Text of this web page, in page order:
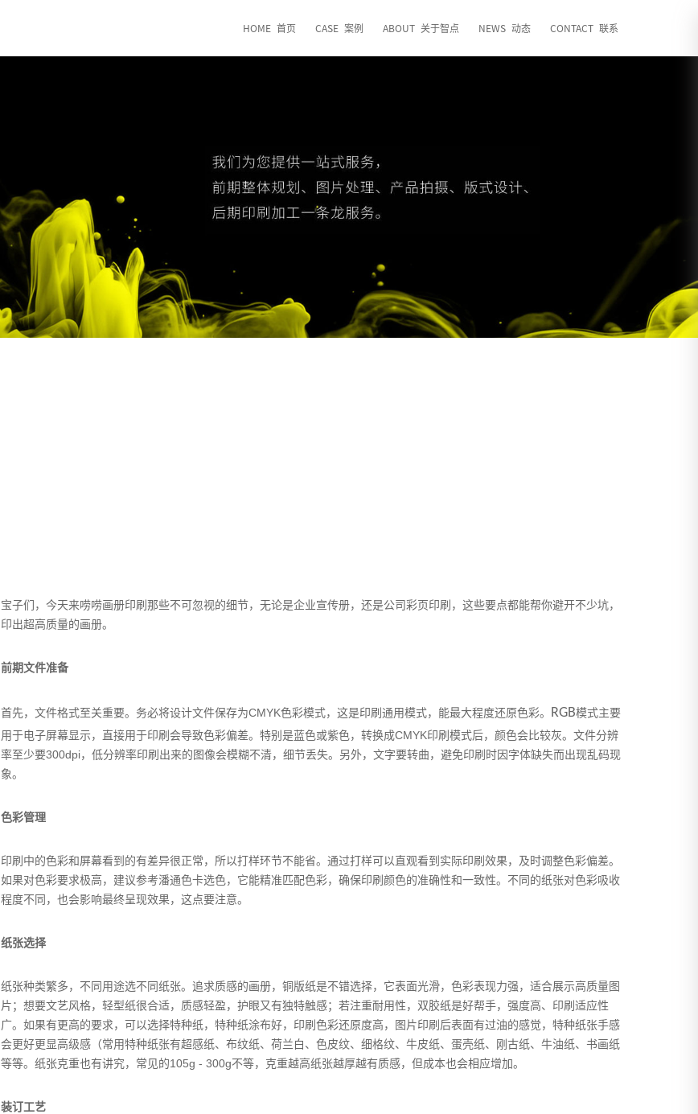
HOME 首页 CASE 案例 ABOUT 关于智点 NEWS 动态 CONTACT 联系
宝子们，今天来唠唠画册印刷那些不可忽视的细节，无论是企业宣传册，还是公司彩页印刷，这些要点都能帮你避开不少坑，
印出超高质量的画册。
前期文件准备
首先，文件格式至关重要。务必将设计文件保存为CMYK色彩模式，这是印刷通用模式，能最大程度还原色彩。 RGB模式主要
用于电子屏幕显示，直接用于印刷会导致色彩偏差。特别是蓝色或紫色，转换成CMYK印刷模式后，颜色会比较灰。文件分辨
率至少要300dpi，低分辨率印刷出来的图像会模糊不清，细节丢失。另外，文字要转曲，避免印刷时因字体缺失而出现乱码现
象。
色彩管理
印刷中的色彩和屏幕看到的有差异很正常，所以打样环节不能省。通过打样可以直观看到实际印刷效果，及时调整色彩偏差。
如果对色彩要求极高，建议参考潘通色卡选色，它能精准匹配色彩，确保印刷颜色的准确性和一致性。不同的纸张对色彩吸收
程度不同，也会影响最终呈现效果，这点要注意。
纸张选择
纸张种类繁多，不同用途选不同纸张。追求质感的画册，铜版纸是不错选择，它表面光滑，色彩表现力强，适合展示高质量图
片；想要文艺风格，轻型纸很合适，质感轻盈，护眼又有独特触感；若注重耐用性，双胶纸是好帮手，强度高、印刷适应性
广。如果有更高的要求，可以选择特种纸，特种纸涂布好，印刷色彩还原度高，图片印刷后表面有过油的感觉，特种纸张手感
会更好更显高级感（常用特种纸张有超感纸、布纹纸、荷兰白、色皮纹、细格纹、牛皮纸、蛋壳纸、刚古纸、牛油纸、书画纸
等等。纸张克重也有讲究，常见的105g - 300g不等，克重越高纸张越厚越有质感，但成本也会相应增加。
装订工艺